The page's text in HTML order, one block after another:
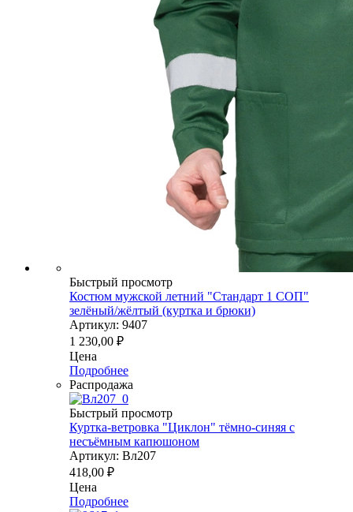
Быстрый просмотр
Костюм мужской летний "Стандарт 1 СОП"
зелёный/жёлтый (куртка и брюки)
Артикул: 9407
1 230,00 ₽
Цена
Подробнее
Распродажа
Быстрый просмотр
Куртка-ветровка "Циклон" тёмно-синяя c
несъёмным капюшоном
Артикул: Вл207
418,00 ₽
Цена
Подробнее